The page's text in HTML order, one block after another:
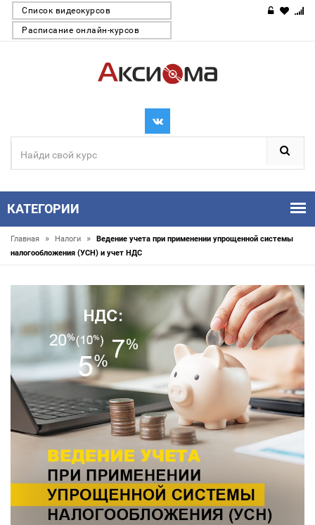
Список видеокурсов
Расписание онлайн-курсов
КАТЕГОРИИ
Главная » Налоги »
Ведение учета при применении упрощенной системы
налогообложения (УСН) и учет НДС